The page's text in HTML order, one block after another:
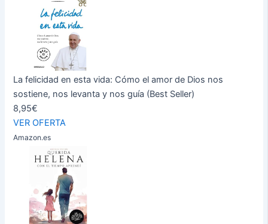
La felicidad en esta vida: Cómo el amor de Dios nos
sostiene, nos levanta y nos guía (Best Seller)
8,95€
VER OFERTA
Amazon.es